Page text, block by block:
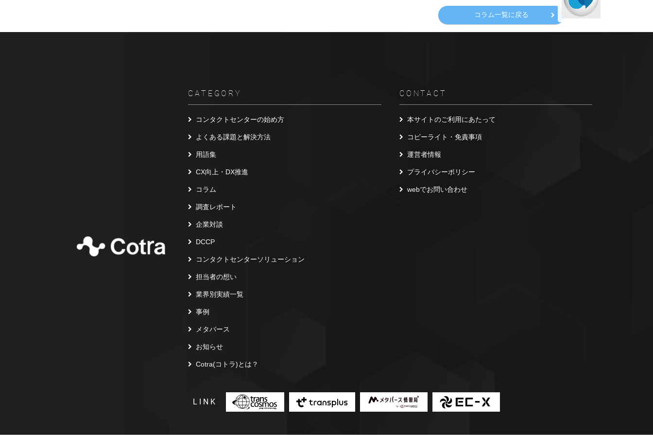
コラム一覧に戻る
CATEGORY
コンタクトセンターの始め方
よくある課題と解決方法
用語集
CX向上・DX推進
コラム
調査レポート
企業対談
DCCP
コンタクトセンターソリューション
担当者の想い
業界別実績一覧
事例
メタバース
お知らせ
Cotra(コトラ)とは？
CONTACT
本サイトのご利用にあたって
コピーライト・免責事項
運営者情報
プライバシーポリシー
webでお問い合わせ
LINK